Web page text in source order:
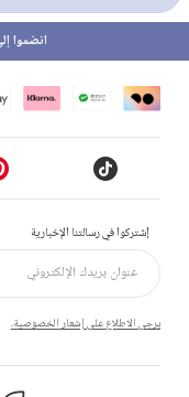
إشتركوا في رسالتنا الإخبارية
يرجى الاطلاع على إشعار الخصوصية.
انضموا